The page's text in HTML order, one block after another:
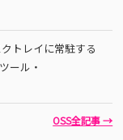
トレイに常駐する
ール・
OSS全記事 →